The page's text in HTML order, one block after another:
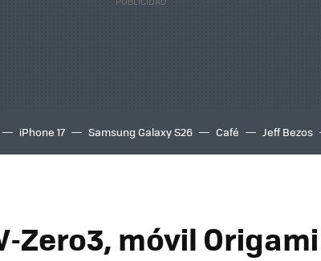
iPhone 17 Samsung Galaxy S26 Café Jeff Bezos
Zero3, móvil Origami